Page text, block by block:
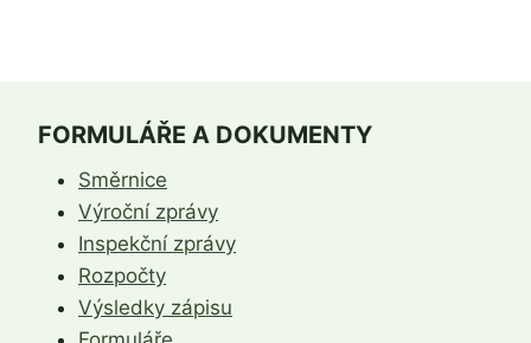
FORMULÁŘE A DOKUMENTY
Směrnice
Výroční zprávy
Inspekční zprávy
Rozpočty
Výsledky zápisu